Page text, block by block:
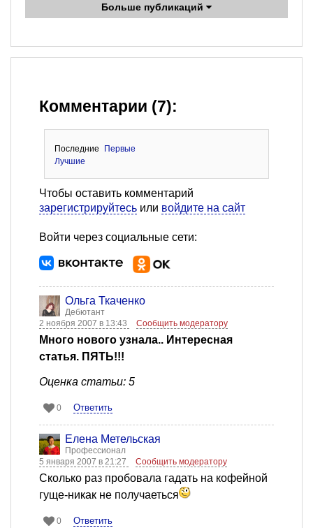
Больше публикаций
Комментарии (7):
Последние
Первые
Лучшие
Чтобы оставить комментарий
зарегистрируйтесь или войдите на сайт
Войти через социальные сети:
Ольга Ткаченко
Дебютант
2 ноября 2007 в 13:43
Сообщить модератору
Много нового узнала.. Интересная
статья. ПЯТЬ!!!
Оценка статьи: 5
0 Ответить
Елена Метельская
Профессионал
5 января 2007 в 21:27
Сообщить модератору
Сколько раз пробовала гадать на кофейной
гуще-никак не получаеться
0 Ответить